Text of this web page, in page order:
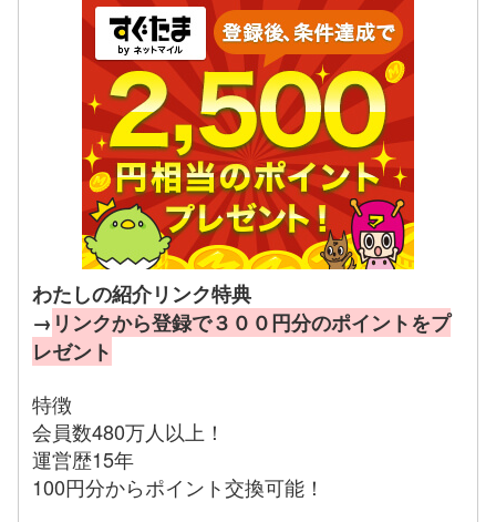
わたしの紹介リンク特典
→ リンクから登録で３００円分のポイントをプ
レゼント
特徴
会員数480万人以上！
運営歴15年
100円分からポイント交換可能！